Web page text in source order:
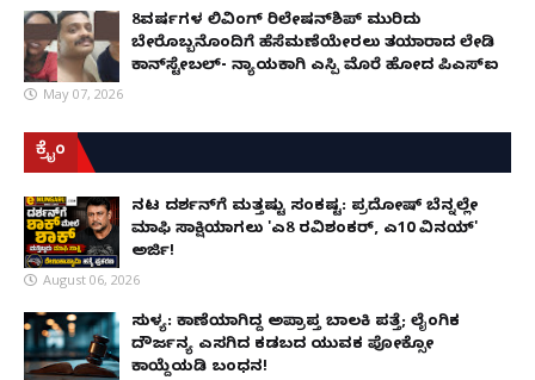
8ವರ್ಷಗಳ ಲಿವಿಂಗ್‌ ರಿಲೇಷನ್‌ಶಿಪ್ ಮುರಿದು
ಬೇರೊಬ್ಬನೊಂದಿಗೆ ಹೆಸೆಮಣೆಯೇರಲು ತಯಾರಾದ ಲೇಡಿ
ಕಾನ್‌ಸ್ಟೇಬಲ್- ನ್ಯಾಯಕ್ಕಾಗಿ ಎಸ್ಪಿ ಮೊರೆ ಹೋದ ಪಿಎಸ್ಐ
May 07, 2026
ಕ್ರೈಂ
ನಟ ದರ್ಶನ್‌ಗೆ ಮತ್ತಷ್ಟು ಸಂಕಷ್ಟ: ಪ್ರದೋಷ್ ಬೆನ್ನಲ್ಲೇ
ಮಾಫಿ ಸಾಕ್ಷಿಯಾಗಲು 'ಎ8 ರವಿಶಂಕರ್, ಎ10 ವಿನಯ್'
ಅರ್ಜಿ!
August 06, 2026
ಸುಳ್ಯ: ಕಾಣೆಯಾಗಿದ್ದ ಅಪ್ರಾಪ್ತ ಬಾಲಕಿ ಪತ್ತೆ; ಲೈಂಗಿಕ
ದೌರ್ಜನ್ಯ ಎಸಗಿದ ಕಡಬದ ಯುವಕ ಪೋಕ್ಸೋ
ಕಾಯ್ದೆಯಡಿ ಬಂಧನ!